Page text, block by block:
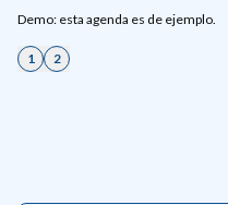
Demo: esta agenda es de ejemplo.
1 2